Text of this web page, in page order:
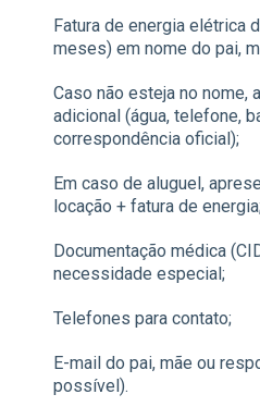
Fatura de energia elétrica
meses) em nome do pai,
Caso não esteja no nome,
adicional (água, telefone,
correspondência oficial);
Em caso de aluguel,
locação + fatura de
Documentação médica
necessidade especial;
Telefones para contato;
E-mail do pai, mãe ou
possível).